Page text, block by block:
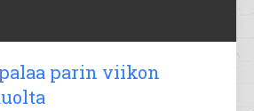
parin viikon